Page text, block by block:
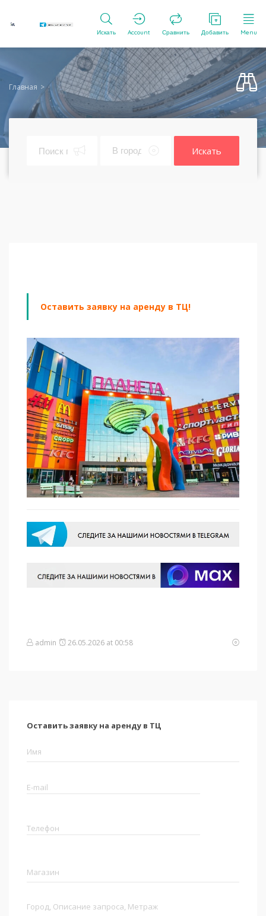
Искать Account Сравнить Добавить Menu
Главная
Искать
Оставить заявку на аренду в ТЦ!
admin 26.05.2026 at 00:58
Оставить заявку на аренду в ТЦ